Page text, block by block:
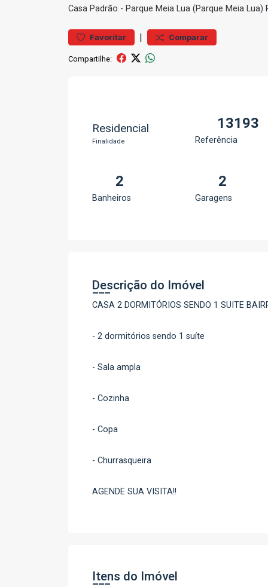
Casa Padrão - Parque Meia Lua (Parque Meia Lua)
Favoritar | Comparar
Compartilhe:
Residencial
Finalidade
13193
Referência
2
Banheiros
2
Garagens
Descrição do Imóvel
CASA 2 DORMITÓRIOS SENDO 1 SUITE
- 2 dormitórios sendo 1 suíte
- Sala ampla
- Cozinha
- Copa
- Churrasqueira
AGENDE SUA VISITA!!
Itens do Imóvel